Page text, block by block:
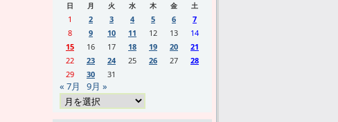
日 月 火 水 木 金 土
1 2 3 4 5 6
7
8
9 10 11 12 13
14
15
16 17 18 19 20
21
22
23 24 25 26 27
28
29
30 31
« 7月 9月 »